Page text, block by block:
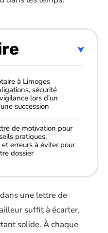
à Limoges
sécurité
lors d’un
succession
de motivation pour
pratiques,
erreurs à éviter pour
dossier
une lettre de
suffit à écarter,
solide. À chaque